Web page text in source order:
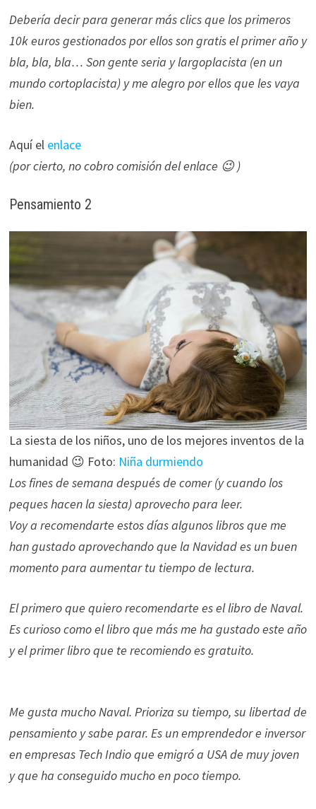
Debería decir para generar más clics que los primeros
10k euros gestionados por ellos son gratis el primer año y
bla, bla, bla… Son gente seria y largoplacista (en un
mundo cortoplacista) y me alegro por ellos que les vaya
bien.
Aquí el enlace
(por cierto, no cobro comisión del enlace 😉 )
Pensamiento 2
La siesta de los niños, uno de los mejores inventos de la
humanidad 😉 Foto: Niña durmiendo
Los fines de semana después de comer (y cuando los
peques hacen la siesta) aprovecho para leer.
Voy a recomendarte estos días algunos libros que me
han gustado aprovechando que la Navidad es un buen
momento para aumentar tu tiempo de lectura.
El primero que quiero recomendarte es el libro de Naval.
Es curioso como el libro que más me ha gustado este año
y el primer libro que te recomiendo es gratuito.
Me gusta mucho Naval. Prioriza su tiempo, su libertad de
pensamiento y sabe parar. Es un emprendedor e inversor
en empresas Tech Indio que emigró a USA de muy joven
y que ha conseguido mucho en poco tiempo.